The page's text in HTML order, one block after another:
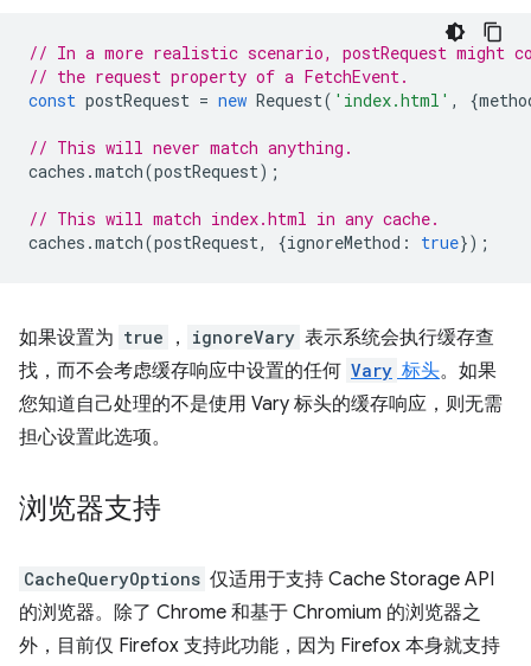
// In a more realistic scenario, postRequest might
// the request property of a FetchEvent.
const postRequest = new Request( 'index.html' , {
// This will never match anything.
caches .match(postRequest);
// This will match index.html in any cache.
caches .match(postRequest, {ignoreMethod : true});
如果设置为 true ， ignoreVary 表示系统会执行缓存查
找，而不会考虑缓存响应中设置的任何 Vary 标头。如果
您知道自己处理的不是使用 Vary 标头的缓存响应，则无需
担心设置此选项。
浏览器支持
CacheQueryOptions 仅适用于支持 Cache Storage API
的浏览器。除了 Chrome 和基于 Chromium 的浏览器之
外，目前仅 Firefox 支持此功能，因为 Firefox 本身就支持